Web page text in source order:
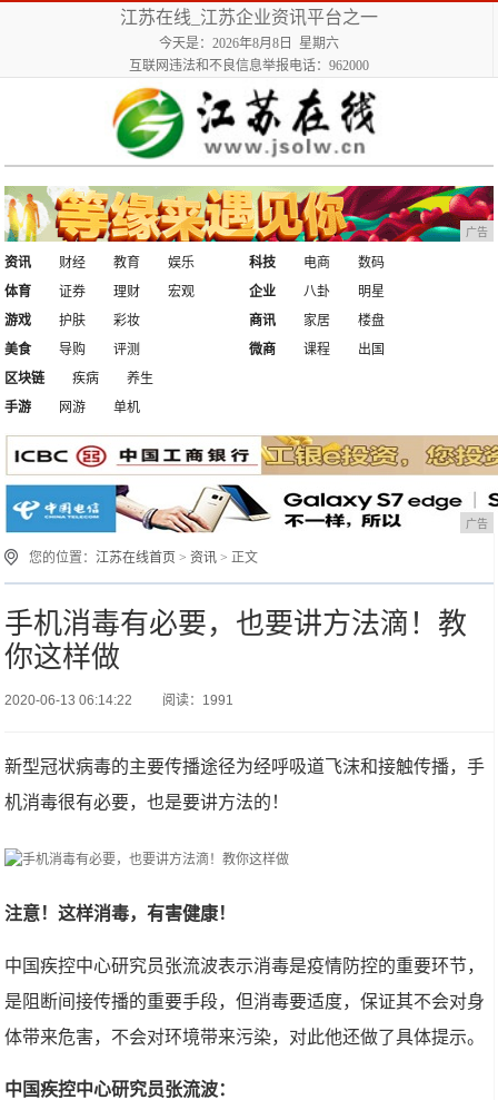
江苏在线_江苏企业资讯平台之一
今天是：2026年8月8日 星期六
互联网违法和不良信息举报电话：962000
广告
资讯 财经 教育
娱乐
体育
证券 理财 宏观
科技 电商
数码
企业
八卦
明星
游戏
护肤
彩妆
美食
导购 评测
商讯 家居
楼盘
微商
课程
出国
区块链
疾病
养生
手游
网游 单机
广告
您的位置：江苏在线首页 >资讯 > 正文
手机消毒有必要，也要讲方法滴！教
你这样做
2020-06-13 06:14:22 阅读：1991
新型冠状病毒的主要传播途径为经呼吸道飞沫和接触传播，手
机消毒很有必要，也是要讲方法的！
注意！这样消毒，有害健康！
中国疾控中心研究员张流波表示消毒是疫情防控的重要环节，
是阻断间接传播的重要手段，但消毒要适度，保证其不会对身
体带来危害，不会对环境带来污染，对此他还做了具体提示。
中国疾控中心研究员张流波：